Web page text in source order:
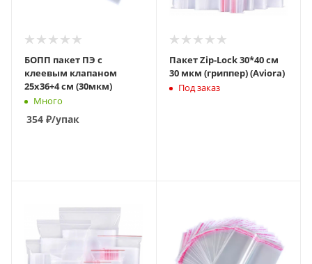
БОПП пакет ПЭ с
клеевым клапаном
25х36+4 см (30мкм)
Много
354 ₽/упак
Пакет Zip-Lock 30*40 см
30 мкм (гриппер) (Aviora)
Под заказ